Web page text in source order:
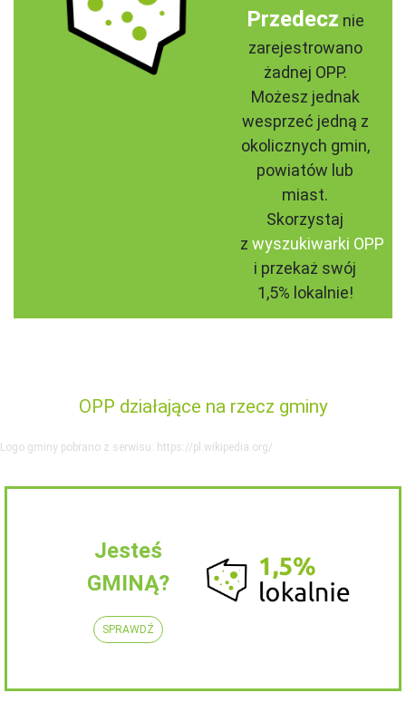
Przedecz nie
zarejestrowano
żadnej OPP.
Możesz jednak
wesprzeć jedną z
okolicznych gmin,
powiatów lub
miast.
Skorzystaj
z wyszukiwarki OPP
i przekaż swój
1,5% lokalnie!
OPP działające na rzecz gminy
Logo gminy pobrano z serwisu: https://pl.wikipedia.org/
Jesteś
GMINĄ?
SPRAWDŹ